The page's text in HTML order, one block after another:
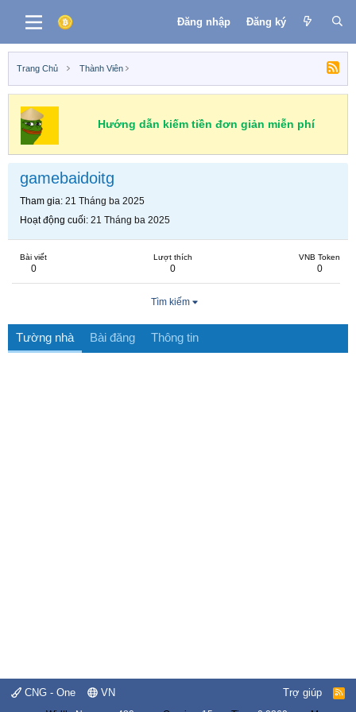
Đăng nhập Đăng ký
Trang Chủ Thành Viên
Hướng dẫn kiếm tiền đơn giản miễn phí
gamebaidoitg
Tham gia 21 Tháng ba 2025
Hoạt động cuối 21 Tháng ba 2025
Bài viết
0
Lượt thích
0
VNB Token
0
Tìm kiếm
Tường nhà Bài đăng Thông tin
CNG - One VN Trợ giúp
R